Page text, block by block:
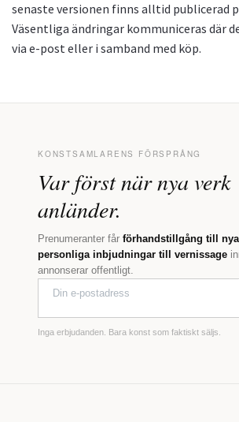
senaste versionen finns alltid publicerad
Väsentliga ändringar kommuniceras där
via e-post eller i samband med köp.
KONSTSAMLARENS FÖRSPRÅNG
Var först när nya verk
anländer.
Prenumeranter får förhandstillgång till
personliga inbjudningar till vernissage
annonserar offentligt.
Inga erbjudanden. Bara konst som faktiskt säljs.